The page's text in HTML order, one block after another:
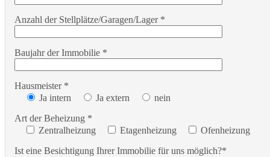
Anzahl der Stellplätze/Garagen/Lager *
Baujahr der Immobilie *
Hausmeister *
Ja intern
Ja extern
nein
Art der Beheizung *
Zentralheizung
Etagenheizung
Ofenheizung
Ist eine Besichtigung Ihrer Immobilie für uns möglich?*